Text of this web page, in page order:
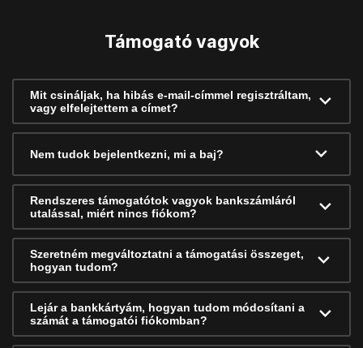
Támogató vagyok
Mit csináljak, ha hibás e-mail-címmel regisztráltam,
vagy elfelejtettem a címet?
Nem tudok bejelentkezni, mi a baj?
Rendszeres támogatótok vagyok bankszámláról
utalással, miért nincs fiókom?
Szeretném megváltoztatni a támogatási összeget,
hogyan tudom?
Lejár a bankkártyám, hogyan tudom módosítani a
számát a támogatói fiókomban?